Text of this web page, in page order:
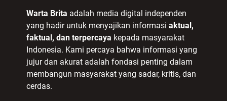
Warta Brita adalah media digital independen
yang hadir untuk menyajikan informasi aktual,
faktual, dan terpercaya kepada masyarakat
Indonesia. Kami percaya bahwa informasi yang
jujur dan akurat adalah fondasi penting dalam
membangun masyarakat yang sadar, kritis, dan
cerdas.